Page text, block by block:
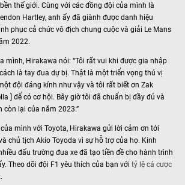
thế giới. Cùng với các đồng đội của mình là
Hartley, anh ấy đã giành được danh hiệu
phục cả chức vô địch chung cuộc và giải Le Mans
2022.
mình, Hirakawa nói: “Tôi rất vui khi được gia nhập
là tay đua dự bị. Thật là một triển vọng thú vị
đội đáng kính như vậy và tôi rất biết ơn Zak
] để có cơ hội. Bây giờ tôi đã chuẩn bị đầy đủ và
lại của năm 2023.”
mình với Toyota, Hirakawa gửi lời cảm ơn tới
chủ tịch Akio Toyoda vì sự hỗ trợ của họ. Kinh
đấu trường đua xe đã tạo tiền đề cho hành trình
Theo dõi đội F1 yêu thích của bạn với tỷ lệ cá cược